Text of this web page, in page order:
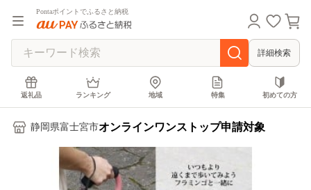
Pontaポイントでふるさと納税
詳細検索
返礼品 ランキング 地域 特集 初めての方
静岡県富士宮市オンラインワンストップ申請対象